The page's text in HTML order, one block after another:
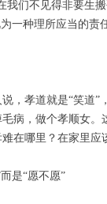
我们不见得非要生
一种理所应当的责
，孝道就是“笑道
病，做个孝顺女
在哪里？在家里应
是“愿不愿”